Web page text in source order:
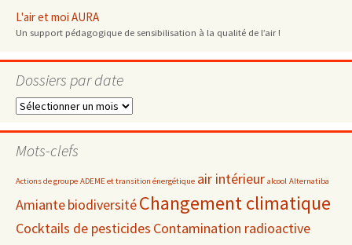
L'air et moi AURA
Un support pédagogique de sensibilisation à la qualité de l’air !
Dossiers par date
Dossiers
date
Mots-clefs
Actions de groupe ADEME et transition énergétique air intérieur alcool Alternatiba
AmiantebiodiversitéChangement climatique
Cocktails de pesticides Contamination radioactive